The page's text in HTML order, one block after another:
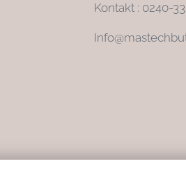
Kontakt : 0240-